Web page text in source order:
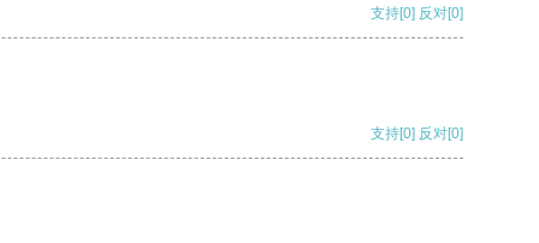
支持[0] 反对[0]
支持[0] 反对[0]